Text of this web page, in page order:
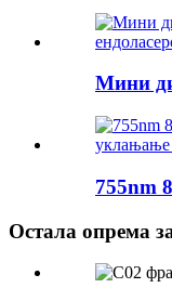
Мини
755nm
Остала опрема